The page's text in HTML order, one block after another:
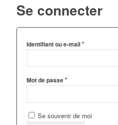
Se connecter
Identifiant ou e-mail*
Mot de passe*
Se souvenir de moi